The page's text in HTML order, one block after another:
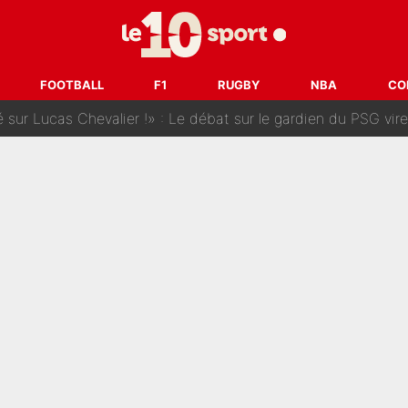
FOOTBALL F1 RUGBY NBA
dit ça...» : Kylian Mbappé raconte sa première rencontre avec
Benatia s'est battu pendant six mois pour le retenir à l'OM, le PSG a
Lucas Chevalier !» : Le débat sur le gardien du PSG